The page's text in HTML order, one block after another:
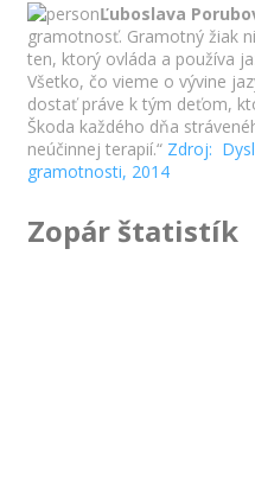
Ľuboslava
gramotnosť. Gramotný žiak
ten, ktorý ovláda a používa
Všetko, čo vieme o vývine
dostať práve k tým deťom,
Škoda každého dňa
neúčinnej terapií.“ Zdroj:
gramotnosti, 2014
Zopár štatistík